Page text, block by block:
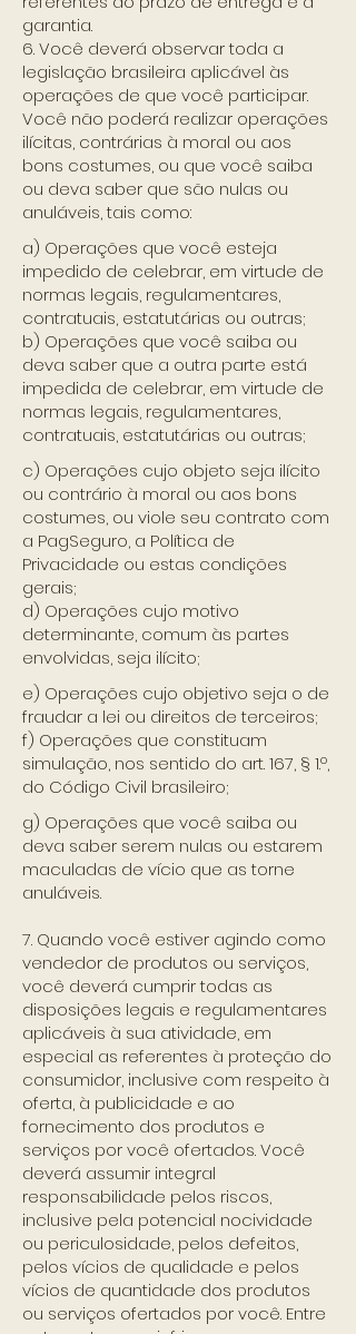
garantia.
6. Você deverá observar toda a
legislação brasileira aplicável às
operações de que você participar.
Você não poderá realizar operações
ilícitas, contrárias à moral ou aos
bons costumes, ou que você saiba
ou deva saber que são nulas ou
anuláveis, tais como:
a) Operações que você esteja
impedido de celebrar, em virtude de
normas legais, regulamentares,
contratuais, estatutárias ou outras;
b) Operações que você saiba ou
deva saber que a outra parte está
impedida de celebrar, em virtude de
normas legais, regulamentares,
contratuais, estatutárias ou outras;
c) Operações cujo objeto seja ilícito
ou contrário à moral ou aos bons
costumes, ou viole seu contrato com
a PagSeguro, a Política de
Privacidade ou estas condições
gerais;
d) Operações cujo motivo
determinante, comum às partes
envolvidas, seja ilícito;
e) Operações cujo objetivo seja o de
fraudar a lei ou direitos de terceiros;
f) Operações que constituam
simulação, nos sentido do art. 167, § 1.º,
do Código Civil brasileiro;
g) Operações que você saiba ou
deva saber serem nulas ou estarem
maculadas de vício que as torne
anuláveis.
7. Quando você estiver agindo como
vendedor de produtos ou serviços,
você deverá cumprir todas as
disposições legais e regulamentares
aplicáveis à sua atividade, em
especial as referentes à proteção do
consumidor, inclusive com respeito à
oferta, à publicidade e ao
fornecimento dos produtos e
serviços por você ofertados. Você
deverá assumir integral
responsabilidade pelos riscos,
inclusive pela potencial nocividade
ou periculosidade, pelos defeitos,
pelos vícios de qualidade e pelos
vícios de quantidade dos produtos
ou serviços ofertados por você. Entre